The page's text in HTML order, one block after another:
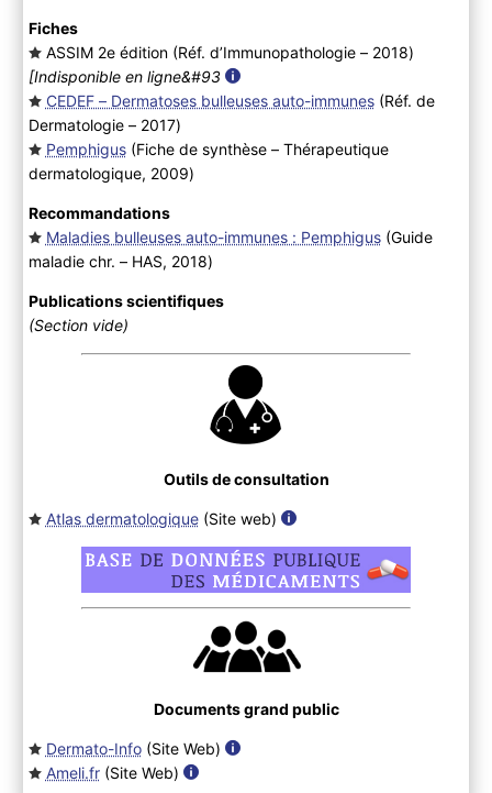
Fiches
ASSIM 2e édition (Réf. d’Immunopathologie – 2018)
[Indisponible en ligne&#93
CEDEF – Dermatoses bulleuses auto-immunes(Réf. de
Dermatologie – 2017)
Pemphigus(Fiche de synthèse – Thérapeutique
dermatologique, 2009)
Recommandations
Maladies bulleuses auto-immunes : Pemphigus(Guide
maladie chr. – HAS, 2018)
Publications scientifiques
(Section vide)
Outils de consultation
Atlas dermatologique(Site web)
Documents grand public
Dermato-Info(Site Web)
Ameli.fr(Site Web)